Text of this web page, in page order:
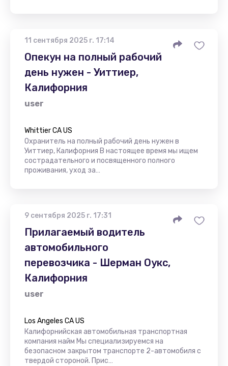
11 сентября 2025 г. 17:14
Опекун на полный рабочий
день нужен - Уиттиер,
Калифорния
user
Whittier CA US
Охранитель на полный рабочий день нужен в
Уиттиер, Калифорния В настоящее время мы ищем
сострадательного и посвященного полного
проживания, уход за…
9 сентября 2025 г. 17:31
Прилагаемый водитель
автомобильного
перевозчика - Шерман Оукс,
Калифорния
user
Los Angeles CA US
Калифорнийская автомобильная транспортная
компания найм Мы специализируемся на
безопасном закрытом транспорте 2-автомобиля с
твердой стороной. Прис…